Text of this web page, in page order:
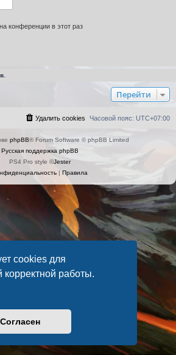
cookies для
корректной работы.
Согласен
конференции в этот раз
Перейти
Часовой пояс: UTC+07:00
Удалить cookies
phpBB® Forum Software © phpBB Limited
Русская поддержка phpBB
PS4 Pro style ©Jester
| Правила